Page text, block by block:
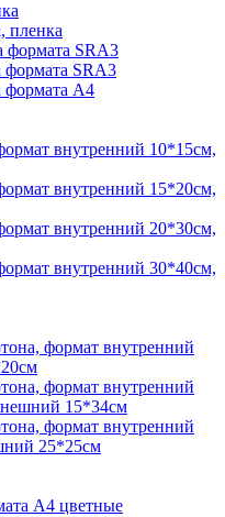
пленка
формата SRА3
формата SRА3
формата А4
внутренний 10*15см,
внутренний 15*20см,
внутренний 20*30см,
внутренний 30*40см,
формат внутренний
формат внутренний
15*34см
формат внутренний
25*25см
А4 цветные